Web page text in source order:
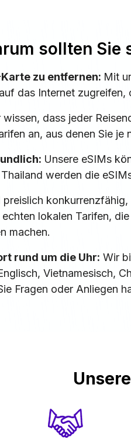
sollten Sie
zu entfernen: Mit
das Internet
wissen, dass jeder
an, aus denen Sie
Unsere eSIMs
werden die
preislich
lokalen Tarifen,
machen.
rund um die Uhr: Wir
Vietnamesisch,
Fragen oder Anliegen
Unsere